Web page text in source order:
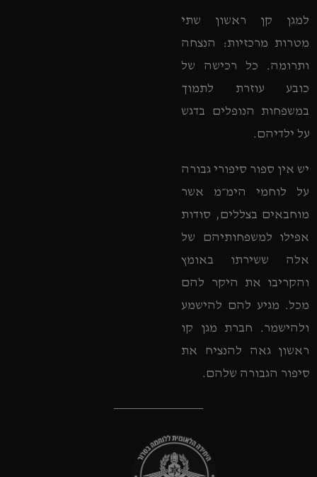
למגן קן ראשון שתי
מטרות מרכזיות: הנצחה
ותרומה. כל רכישה של
כובע עוזרת לתמוך
במשפחות הנופלים בדגש
על ילדיהם.
יש אין ספור סיפורי גבורה
על לוחמי הימ״מ אשר
מוחבאים בצללים, סודות
אפילו למשפחותיהם של
אלה ששירתו באומץ
והקריבו את היקר להם
מכל. מגיע להם להישמע
ולהישמר. חברת מגן קו
ראשון גאה להנציח את
סיפור הגבורה שלהם.